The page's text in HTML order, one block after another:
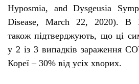
Hyposmia,and Dysgeusia
Disease, March 22, 2020). В
також підтверджують, що ці
у 2 із 3 випадків зараження
Кореї – 30% від усіх хворих.